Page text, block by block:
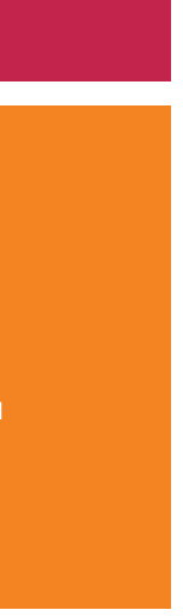
et
assemblées